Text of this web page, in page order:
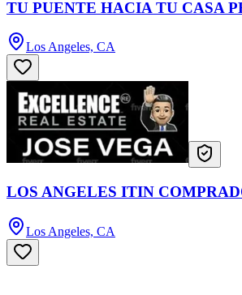
TU PUENTE HACIA TU CASA
Los Angeles, CA
LOS ANGELES ITIN
Los Angeles, CA